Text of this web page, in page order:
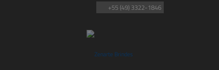
+55 (49) 3322-1846